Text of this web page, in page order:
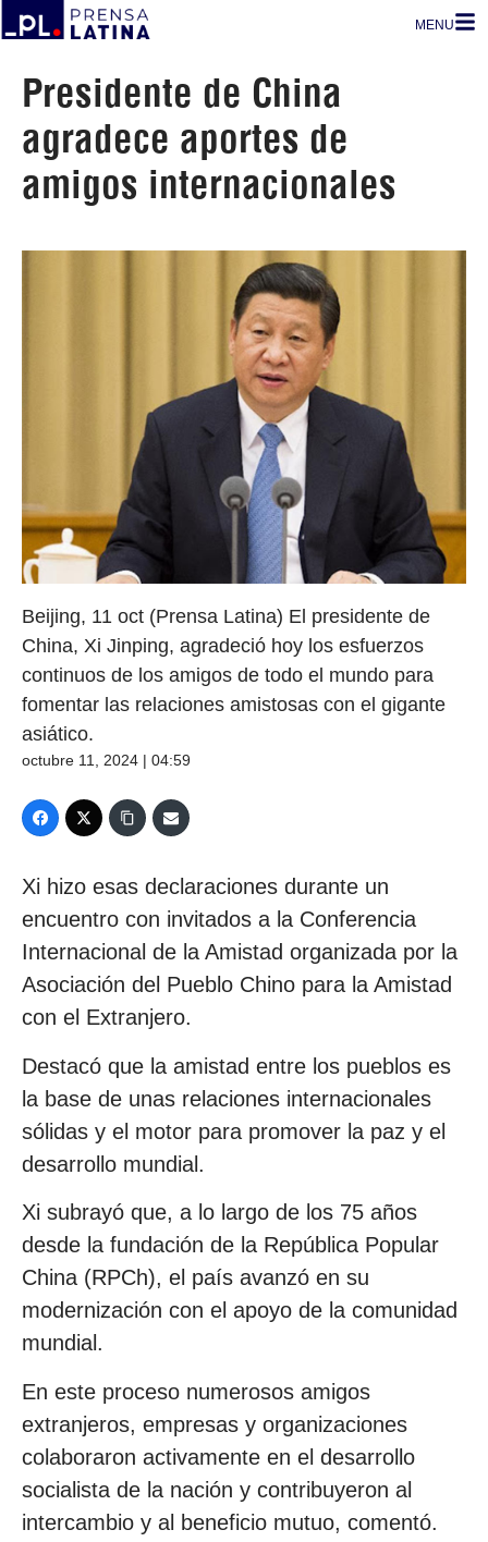
MENU
Presidente de China
agradece aportes de
amigos internacionales
Beijing, 11 oct (Prensa Latina) El presidente de
China, Xi Jinping, agradeció hoy los esfuerzos
continuos de los amigos de todo el mundo para
fomentar las relaciones amistosas con el gigante
asiático.
octubre 11, 2024 | 04:59
Xi hizo esas declaraciones durante un
encuentro con invitados a la Conferencia
Internacional de la Amistad organizada por la
Asociación del Pueblo Chino para la Amistad
con el Extranjero.
Destacó que la amistad entre los pueblos es
la base de unas relaciones internacionales
sólidas y el motor para promover la paz y el
desarrollo mundial.
Xi subrayó que, a lo largo de los 75 años
desde la fundación de la República Popular
China (RPCh), el país avanzó en su
modernización con el apoyo de la comunidad
mundial.
En este proceso numerosos amigos
extranjeros, empresas y organizaciones
colaboraron activamente en el desarrollo
socialista de la nación y contribuyeron al
intercambio y al beneficio mutuo, comentó.